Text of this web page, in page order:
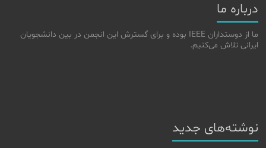
درباره ما
ما از دوستداران IEEE بوده و برای گسترش این انجمن در بین دانشجویان
ایرانی تلاش می‌کنیم.
نوشته‌های جدید